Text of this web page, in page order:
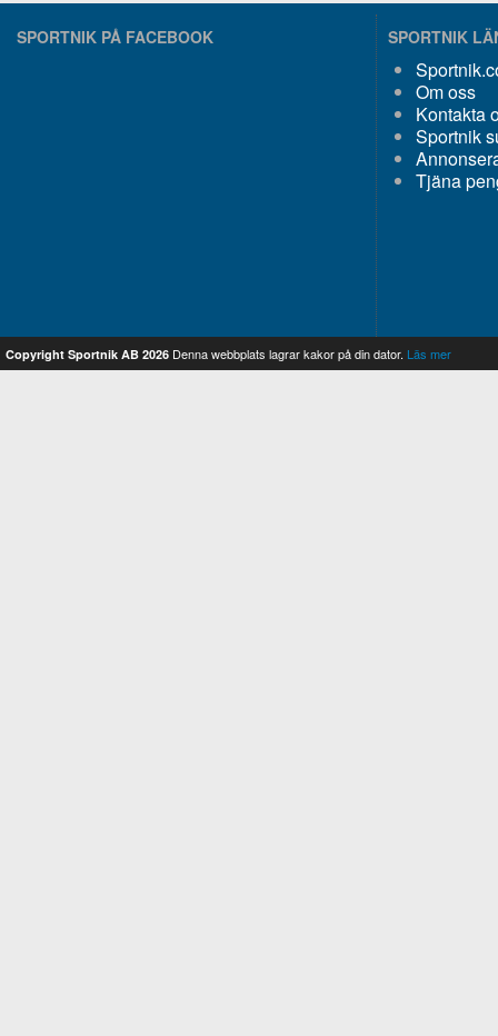
SPORTNIK PÅ FACEBOOK SPORTNIK
Om oss
Kontakta
Sportnik
Tjäna
Copyright Sportnik AB 2026 Denna webbplats lagrar kakor på din dator. Läs mer